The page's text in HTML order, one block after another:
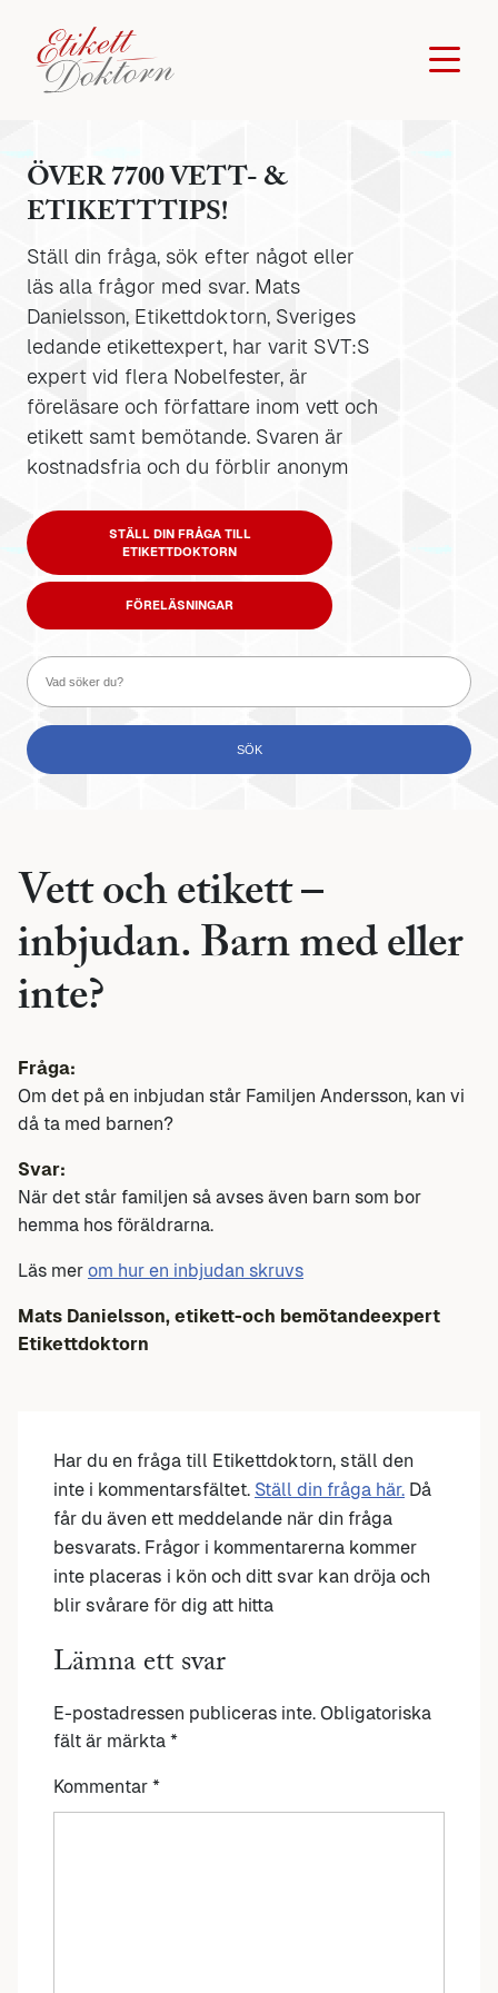
ÖVER 7700 VETT- &
ETIKETTTIPS!
Ställ din fråga, sök efter något eller
läs alla frågor med svar. Mats
Danielsson, Etikettdoktorn, Sveriges
ledande etikettexpert, har varit SVT:S
expert vid flera Nobelfester, är
föreläsare och författare inom vett och
etikett samt bemötande. Svaren är
kostnadsfria och du förblir anonym
STÄLL DIN FRÅGA TILL
ETIKETTDOKTORN
FÖRELÄSNINGAR
Vett och etikett –
inbjudan. Barn med eller
inte?
Fråga:
Om det på en inbjudan står Familjen Andersson, kan vi
då ta med barnen?
Svar:
När det står familjen så avses även barn som bor
hemma hos föräldrarna.
Läs mer om hur en inbjudan skruvs
Mats Danielsson, etikett-och bemötandeexpert
Etikettdoktorn
Har du en fråga till Etikettdoktorn, ställ den
inte i kommentarsfältet. Ställ din fråga här. Då
får du även ett meddelande när din fråga
besvarats. Frågor i kommentarerna kommer
inte placeras i kön och ditt svar kan dröja och
blir svårare för dig att hitta
Lämna ett svar
E-postadressen publiceras inte. Obligatoriska
fält är märkta *
Kommentar *